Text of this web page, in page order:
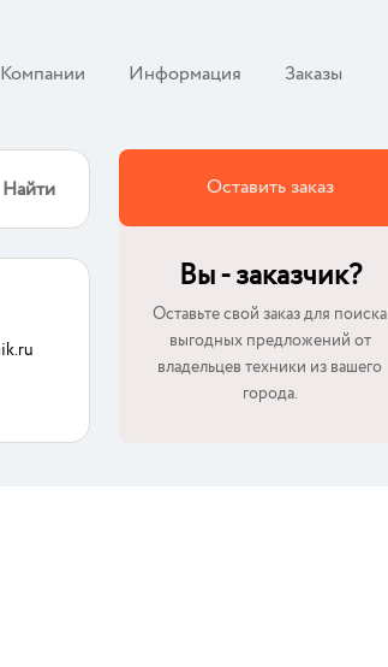
Компании Информация Заказы
Найти Оставить заказ
Вы - заказчик?
Оставьте свой заказ для поиска
выгодных предложений от
владельцев техники из вашего
города.